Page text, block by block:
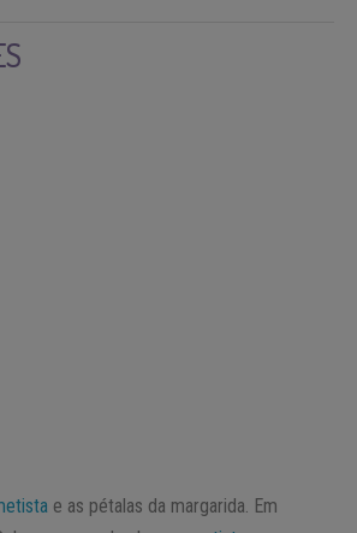
e as pétalas da margarida. Em